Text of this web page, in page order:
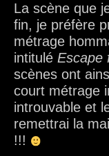
La scène que
fin, je préfère
métrage
intitulé Escape
scènes ont
court métrage
introuvable et
remettrai la
!!!